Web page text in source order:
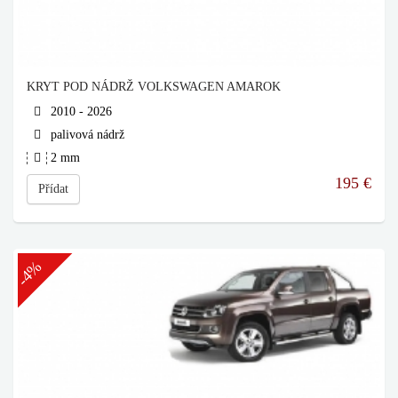
KRYT POD NÁDRŽ VOLKSWAGEN AMAROK
2010 - 2026
palivová nádrž
2 mm
Přídat 195 €
-4%